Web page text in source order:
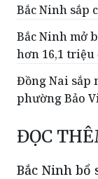
Bắc Ninh sắp
Bắc Ninh mở
hơn 16,1 triệu
Đồng Nai sắp
phường Bảo
ĐỌC
Bắc Ninh bổ